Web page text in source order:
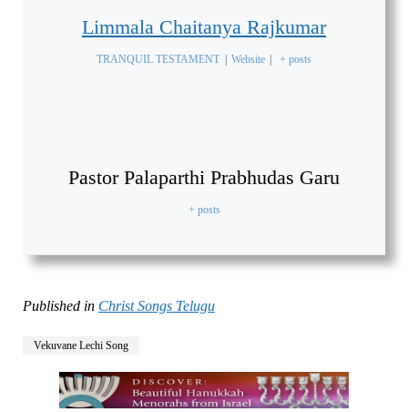
Limmala Chaitanya Rajkumar
TRANQUIL TESTAMENT Website + posts
Pastor Palaparthi Prabhudas Garu
+ posts
Published in Christ Songs Telugu
Vekuvane Lechi Song